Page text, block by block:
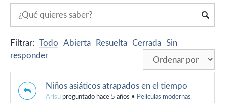
Filtrar: Todo Abierta Resuelta Cerrada Sin
responder
Niños asiáticos atrapados en el tiempo
Arisu preguntado hace 5 años • Películas modernas